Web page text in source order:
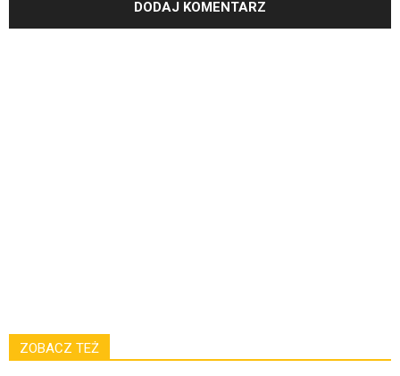
ZOBACZ TEŻ